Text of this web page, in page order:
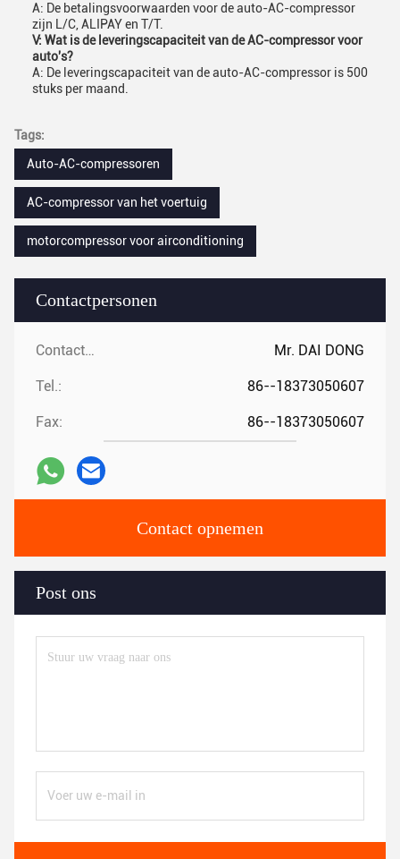
Contactpersonen
Contactpersonen: Mr. DAI DONG
Tel.: 86--18373050607
Fax: 86--18373050607
Contact opnemen
Post ons
A: De betalingsvoorwaarden voor de auto-AC-compressor
zijn L/C, ALIPAY en T/T.
V: Wat is de leveringscapaciteit van de AC-compressor voor
auto's?
A: De leveringscapaciteit van de auto-AC-compressor is 500
stuks per maand.
Tags:
Auto-AC-compressoren
AC-compressor van het voertuig
motorcompressor voor airconditioning